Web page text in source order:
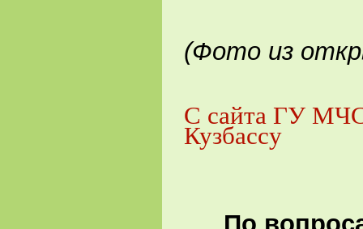
(Фото из
С сайта ГУ МЧС
Кузбассу
По